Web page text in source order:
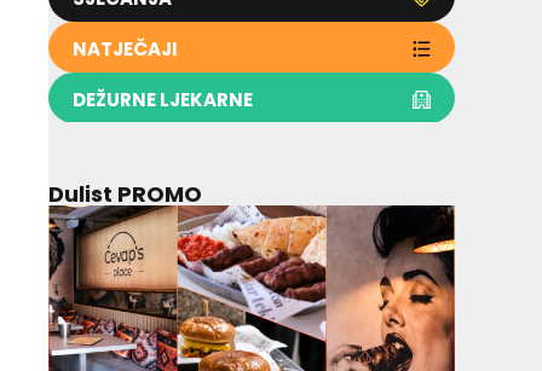
NATJEČAJI
DEŽURNE LJEKARNE
Dulist PROMO